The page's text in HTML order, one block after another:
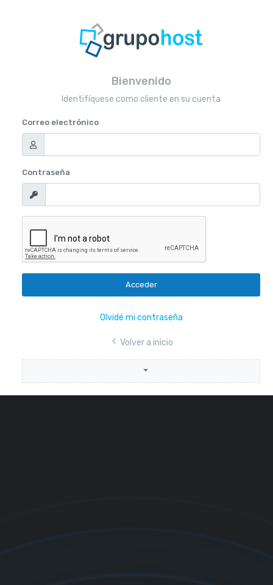
Bienvenido
Identifíquese como cliente en su cuenta
Correo electrónico
Contraseña
Acceder
Olvidé mi contraseña
Volver a inicio